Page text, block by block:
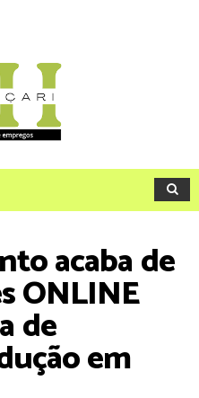
acaba de
ONLINE
de
em